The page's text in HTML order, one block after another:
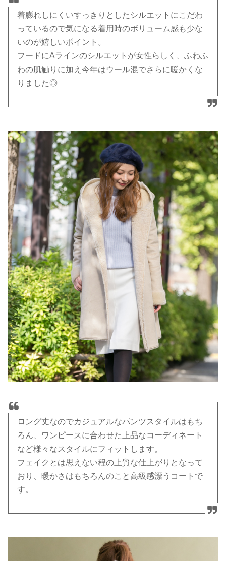
着膨れしにくいすっきりとしたシルエットにこだわ
っているので気になる着用時のボリューム感も少な
いのが嬉しいポイント。
フードにAラインのシルエットが女性らしく、ふわふ
わの肌触りに加え今年はウール混でさらに暖かくな
りました◎
ロング丈なのでカジュアルなパンツスタイルはもち
ろん、ワンピースに合わせた上品なコーディネート
など様々なスタイルにフィットします。
フェイクとは思えない程の上質な仕上がりとなって
おり、暖かさはもちろんのこと高級感漂うコートで
す。